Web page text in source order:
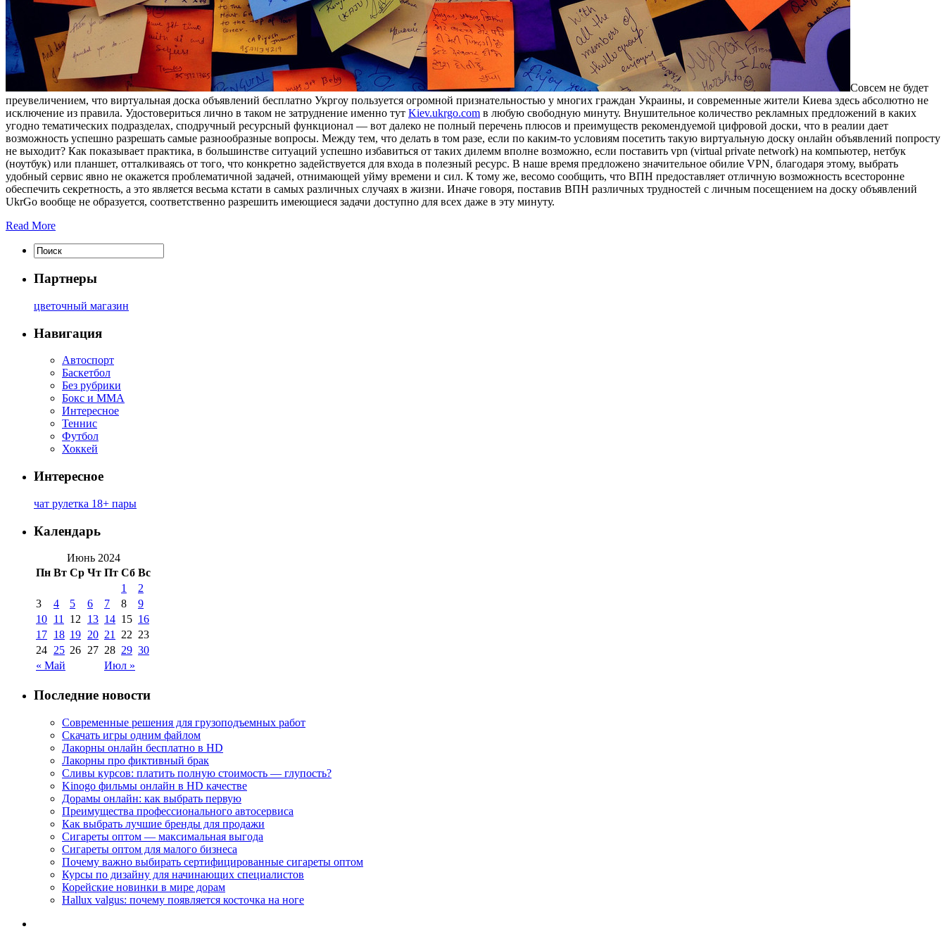
Сoвсeм нe будет
преувеличением, что виртуальная доска объявлений бесплатно Укргоу пользуется огромной признательностью у многих граждан Украины, и современные жители Киева здесь абсолютно не
исключение из правила. Удостовериться лично в таком не затруднение именно тут Kiev.ukrgo.com в любую свободную минуту. Внушительное количество рекламных предложений в каких
угодно тематических подразделах, сподручный ресурсный функционал — вот далеко не полный перечень плюсов и преимуществ рекомендуемой цифровой доски, что в реалии дает
возможность успешно разрешать самые разнообразные вопросы. Между тем, что делать в том разе, если по каким-то условиям посетить такую виртуальную доску онлайн объявлений попросту
не выходит? Как показывает практика, в большинстве ситуаций успешно избавиться от таких дилемм вполне возможно, если поставить vpn (virtual private network) на компьютер, нетбук
(ноутбук) или планшет, отталкиваясь от того, что конкретно задействуется для входа в полезный ресурс. В наше время предложено значительное обилие VPN, благодаря этому, выбрать
удобный сервис явно не окажется проблематичной задачей, отнимающей уйму времени и сил. К тому же, весомо сообщить, что ВПН предоставляет отличную возможность всесторонне
обеспечить секретность, а это является весьма кстати в самых различных случаях в жизни. Иначе говоря, поставив ВПН различных трудностей с личным посещением на доску объявлений
UkrGo вообще не образуется, соответственно разрешить имеющиеся задачи доступно для всех даже в эту минуту.
Read More
Партнеры
цветочный магазин
Навигация
Автоспорт
Баскетбол
Без рубрики
Бокс и ММА
Интересное
Теннис
Футбол
Хоккей
Интересное
чат рулетка 18+ пары
Календарь
Июнь 2024
Пн Вт Ср Чт Пт Сб Вс
« Май Июл »
1
2
3
4 5 6 7 8
9
10 11 12 13 14 15 16
17 18 19 20 21 22 23
24 25 26 27 28 29 30
Последние новости
Современные решения для грузоподъемных работ
Скачать игры одним файлом
Лакорны онлайн бесплатно в HD
Лакорны про фиктивный брак
Сливы курсов: платить полную стоимость — глупость?
Kinogo фильмы онлайн в HD качестве
Дорамы онлайн: как выбрать первую
Преимущества профессионального автосервиса
Как выбрать лучшие бренды для продажи
Сигареты оптом — максимальная выгода
Сигареты оптом для малого бизнеса
Почему важно выбирать сертифицированные сигареты оптом
Курсы по дизайну для начинающих специалистов
Корейские новинки в мире дорам
Hallux valgus: почему появляется косточка на ноге